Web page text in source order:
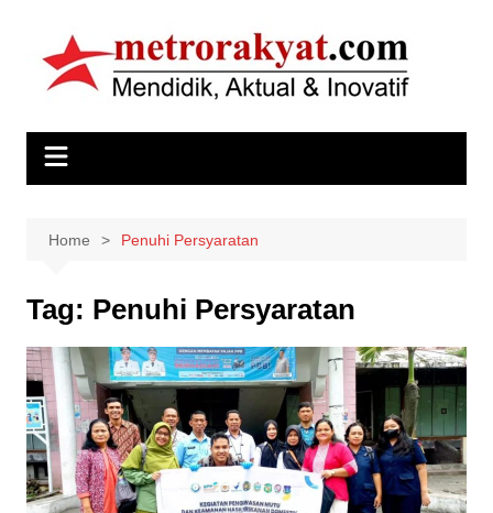
content
Home Penuhi Persyaratan
Tag: Penuhi Persyaratan